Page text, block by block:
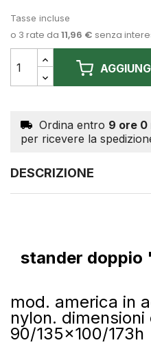
Tasse incluse
Ordina entro 9 ore 0
per ricevere la
DESCRIZIONE
stander doppio
mod. america in
nylon. dimensioni
90/135x100/173h